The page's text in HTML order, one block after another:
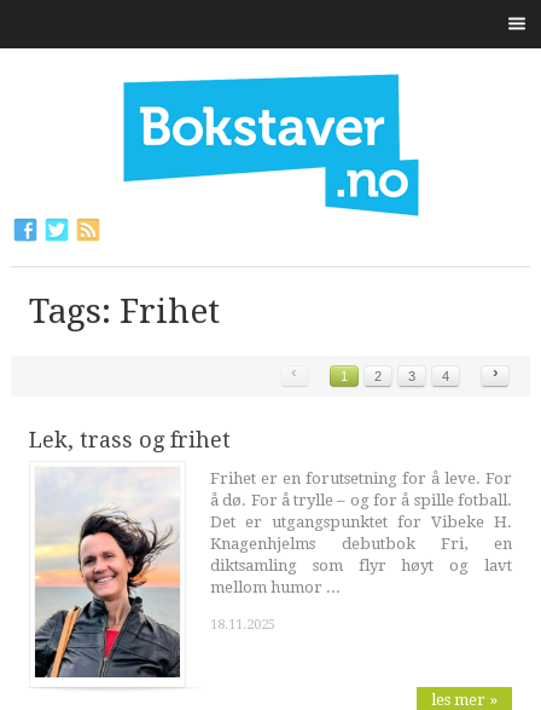
Tags: Frihet
‹ 1 2 3 4 ›
Lek, trass og frihet
Frihet er en forutsetning for å leve. For
å dø. For å trylle – og for å spille fotball.
Det er utgangspunktet for Vibeke H.
Knagenhjelms debutbok Fri, en
diktsamling som flyr høyt og lavt
mellom humor ...
18.11.2025
les mer »